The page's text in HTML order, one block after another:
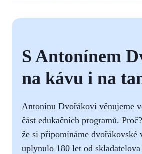
S Antonínem
na kávu i na
Antonínu Dvořákovi věnujeme
část edukačních programů.
že si připomínáme dvořákovské
uplynulo 180 let od